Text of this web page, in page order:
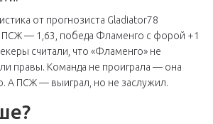
от прогнозиста Gladiator78
ПСЖ — 1,63, победа Фламенго с форой +1
считали, что «Фламенго» не
правы. Команда не проиграла — она
А ПСЖ — выиграл, но не заслужил.